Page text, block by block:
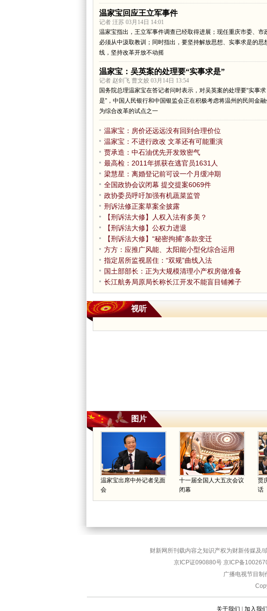
温家宝回应王立军事件
记者 汪苏 03月14日 14:01
温家宝指出，王立军事件调查已经取得进展；现任重庆市委、市
必须从中汲取教训；同时指出，要坚持解放思想、实事求是的思
线，坚持改革开放不动摇
温家宝：吴英案的处理要“实事求是”
记者 赵剑飞 曹文姣 03月14日 13:54
国务院总理温家宝在答记者问时表示，对吴英案的处理要“实事求
是”，中国人民银行和中国银监会正在积极考虑将温州的民间金
为综合改革的试点之一
温家宝：房价还远远没有回到合理价位
温家宝：不进行政改 文革还有可能重演
贾承造：中石油优先开发致密气
最高检：2011年抓获在逃官员1631人
梁慧星：离婚登记前可设一个月缓冲期
全国政协会议闭幕 提交提案6069件
政协委员呼吁加强有机蔬菜监管
刑诉法修正案草案全披露
【刑诉法大修】人权入法有多美？
【刑诉法大修】公权力进退
【刑诉法大修】“秘密拘捕”条款变迁
方方：应推广风能、太阳能小型化综合运用
指定居所监视居住：“双规”曲线入法
国土部部长：正为大规模清理小产权房做准备
长江航务局原局长称长江开发不能盲目铺摊子
视听
图片
温家宝出席中外记者见面
会
十一届全国人大五次会议
闭幕
贾
话
财新网所刊载内容之知识产权为财新传媒及/
京ICP证090880号 京ICP备
广播电视节目
关于我们 加入我们